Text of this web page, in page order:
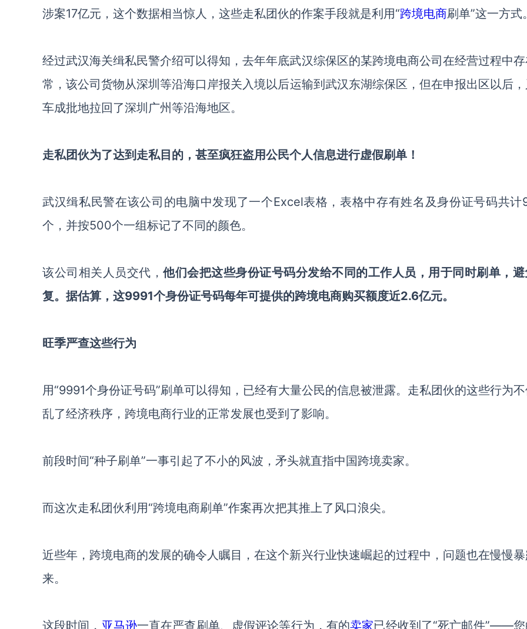
涉案17亿元，这个数据相当惊人，这些走私团伙的作案手段就是利用“跨境电商刷单”这一方式。
经过武汉海关缉私民警介绍可以得知，去年年底武汉综保区的某跨境电商公司在经营过程中
常，该公司货物从深圳等沿海口岸报关入境以后运输到武汉东湖综保区，但在申报出区以后
车成批地拉回了深圳广州等沿海地区。
走私团伙为了达到走私目的，甚至疯狂盗用公民个人信息进行虚假刷单 ！
武汉缉私民警在该公司的电脑中发现了一个Excel表格 ，表格中存有姓名及身份证号码共计
个，并按500个一组标记了不同的颜色。
该公司相关人员交代，他们会把这些身份证号码分发给不同的工作人员，用于同时刷单，
复。据估算，这9991个身份证号码每年可提供的跨境电商购买额度近2.6亿元。
旺季严查这些行为
用“9991个身份证号码”刷单可以得知，已经有大量公民的信息被泄露。走私团伙的这些行为
乱了经济秩序，跨境电商行业的正常发展也受到了影响。
前段时间“种子刷单”一事引起了不小的风波，矛头就直指中国跨境卖家。
而这次走私团伙利用“跨境电商刷单”作案再次把其推上了风口浪尖。
近些年，跨境电商的发展的确令人瞩目，在这个新兴行业快速崛起的过程中，问题也在慢慢暴
来。
这段时间， 亚马逊一直在严查刷单、虚假评论等行为，有的卖家已经收到了“死亡邮件”——您